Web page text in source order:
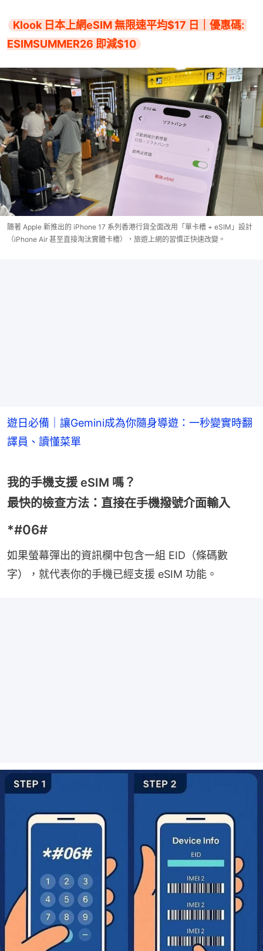
Klook 日本上網eSIM 無限速平均$17 日｜優惠碼:
ESIMSUMMER26 即減$10
隨著 Apple 新推出的 iPhone 17 系列香港行貨全面改用「單卡槽 + eSIM」設計
（iPhone Air 甚至直接淘汰實體卡槽），旅遊上網的習慣正快速改變。
遊日必備｜讓Gemini成為你隨身導遊：一秒變實時翻
譯員、讀懂菜單
我的手機支援 eSIM 嗎？
最快的檢查方法：直接在手機撥號介面輸入
*#06#
如果螢幕彈出的資訊欄中包含一組 EID（條碼數
字），就代表你的手機已經支援 eSIM 功能。